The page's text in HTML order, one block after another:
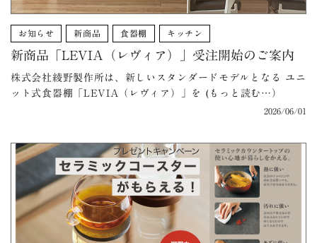
お知らせ 新商品 食器棚 キッチン
新商品「LEVIA（レヴィア）」受注開始のご案内
株式会社綾野製作所は、新しいスタンダードモデルとなる ユニ
ット式食器棚「LEVIA（レヴィア）」を (もっと読む…）
2026/06/01